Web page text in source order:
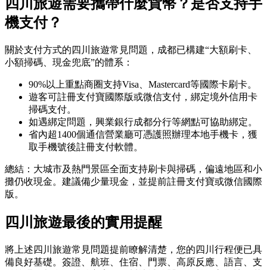
四川旅遊需要攜帶什麼貨幣？是否支持手
機支付？
關於支付方式的四川旅遊常見問題，成都已構建“大額刷卡、
小額掃碼、現金兜底”的體系：
90%以上重點商圈支持Visa、Mastercard等國際卡刷卡。
遊客可註冊支付寶國際版或微信支付，綁定境外信用卡
掃碼支付。
如遇綁定問題，興業銀行成都分行等網點可協助綁定。
省內超1400個通信營業廳可憑護照辦理本地手機卡，獲
取手機號後註冊支付軟體。
總結：大城市及熱門景區全面支持刷卡與掃碼，偏遠地區和小
攤仍收現金。建議備少量現金，並提前註冊支付寶或微信國際
版。
四川旅遊最後的實用提醒
將上述四川旅遊常見問題提前瞭解清楚，您的四川行程便已具
備良好基礎。簽證、航班、住宿、門票、高原反應、語言、支